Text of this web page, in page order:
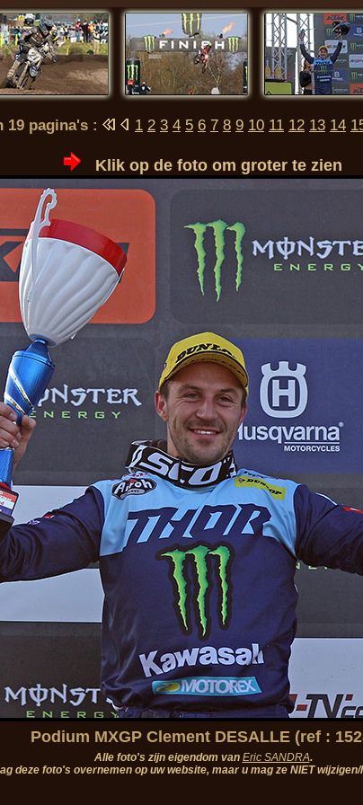
19 pagina's : 1 2 3 4 5 6 7 8 9 10 11 12 13 14
Klik op de foto om groter te zien
Podium MXGP Clement DESALLE (ref :
Alle foto's zijn eigendom van Eric SANDRA.
deze foto's overnemen op uw website, maar u mag ze NIET